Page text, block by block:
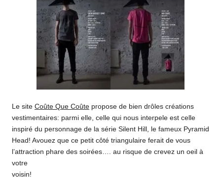
Le site Coûte Que Coûte propose de bien drôles créations
vestimentaires: parmi elle, celle qui nous interpele est celle
inspiré du personnage de la série Silent Hill, le fameux Pyramid
Head! Avouez que ce petit côté triangulaire ferait de vous
l’attraction phare des soirées…. au risque de crevez un oeil à
votre
voisin!